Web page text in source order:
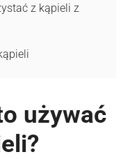
z kąpieli z
używać